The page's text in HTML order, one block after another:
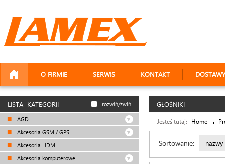
O FIRMIE SERWIS KONTAKT DOSTAWY
LISTA KATEGORII rozwiń/zwiń
AGD
Akcesoria GSM / GPS
Akcesoria HDMI
Akcesoria komputerowe
GŁOŚNIKI
Jesteś tutaj: Home
Sortowanie: nazwy